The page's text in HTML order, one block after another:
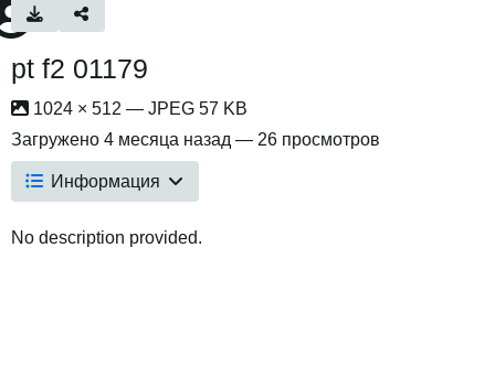
pt f2 01179
1024 × 512 — JPEG 57 KB
Загружено 4 месяца назад — 26 просмотров
Информация
No description provided.